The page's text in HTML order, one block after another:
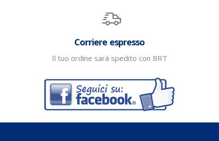
Corriere espresso
Il tuo ordine sarà spedito con BRT